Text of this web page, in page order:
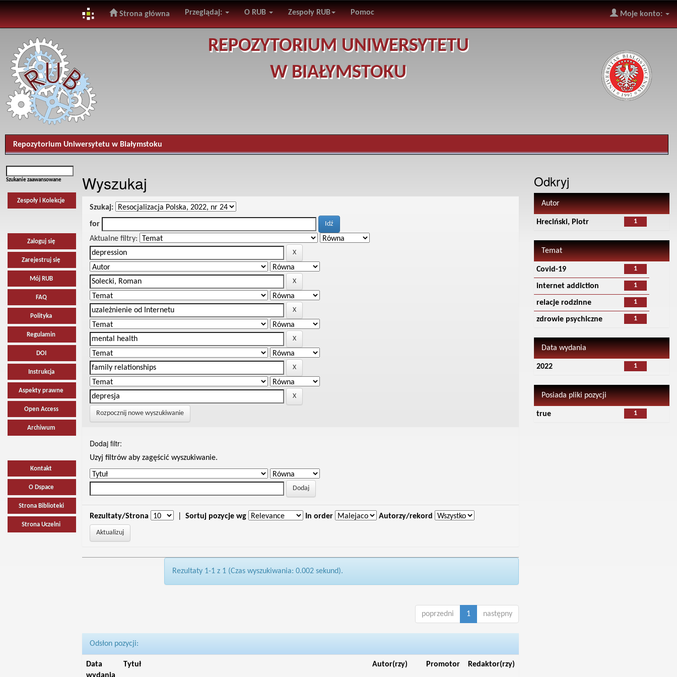
navigation
Strona główna Przeglądaj: O RUB Zespoły RUB Pomoc Moje konto:
REPOZYTORIUM UNIWERSYTETU
W BIAŁYMSTOKU
Repozytorium Uniwersytetu w Białymstoku
Szukanie zaawansowane
Zespoły i Kolekcje
Zaloguj się
Zarejestruj się
Mój RUB
FAQ
Polityka
Regulamin
DOI
Instrukcja
Aspekty prawne
Open Access
Archiwum
Kontakt
O Dspace
Strona Biblioteki
Strona Uczelni
Wyszukaj
Szukaj:
for
Aktualne filtry:
Rozpocznij nowe wyszukiwanie
Dodaj filtr:
Uzyj filtrów aby zagęścić wyszukiwanie.
Rezultaty/Strona Sortuj pozycje wg In order Autorzy/rekord
Rezultaty 1-1 z 1 (Czas wyszukiwania: 0.002 sekund).
poprzedni 1 następny
Odsłon pozycji:
Data
Tytuł Autor(rzy) Promotor Redaktor(rzy)
Odkryj
Autor
1
Hreciński, Piotr
Temat
1
Covid-19
1
internet addiction
1
relacje rodzinne
1
zdrowie psychiczne
Data wydania
1
2022
Posiada pliki pozycji
1
true